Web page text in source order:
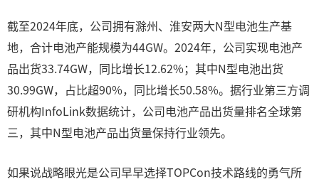
截至2024年底，公司拥有滁州、淮安两大N型电池生产基
地，合计电池产能规模为44GW。2024年，公司实现电池产
品出货33.74GW，同比增长12.62%；其中N型电池出货
30.99GW，占比超90%，同比增长50.58%。据行业第三方调
研机构InfoLink数据统计，公司电池产品出货量排名全球第
三，其中N型电池产品出货量保持行业领先。
如果说战略眼光是公司早早选择TOPCon技术路线的勇气所